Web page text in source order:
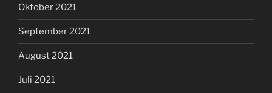
Oktober 2021
September 2021
August 2021
Juli 2021